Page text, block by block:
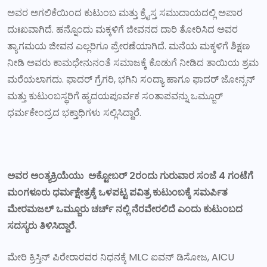
ಅವರ ಅಗಲಿಕೆಯಿಂದ ಕುಟುಂಬ ಮತ್ತು ಕ್ರೈಸ್ತ ಸಮುದಾಯದಲ್ಲಿ ಅಪಾರ
ದುಃಖವಾಗಿದೆ. ಹನ್ನೊಂದು ಮಕ್ಕಳಿಗೆ ಜೀವನದ ದಾರಿ ತೋರಿಸಿದ ಅವರ
ತ್ಯಾಗಮಯ ಜೀವನ ಎಲ್ಲರಿಗೂ ಪ್ರೇರಣೆಯಾಗಿದೆ. ಮನೆಯ ಮಕ್ಕಳಿಗೆ ಶಿಕ್ಷಣ
ನೀಡಿ ಅವರು ಕಾಮಧೇನುನಂತೆ ಸಮಾಜಕ್ಕೆ ಕೊಡುಗೆ ನೀಡಿದ ತಾಯಿಯ ಶ್ರಮ
ಮರೆಯಲಾಗದು. ಫಾದರ್ ಗ್ರೆಗರಿ, ಭಗಿನಿ ಸಂದ್ಯಾ ಹಾಗೂ ಫಾದರ್ ಜೋನ್ಸನ್
ಮತ್ತು ಕುಟುಂಬಸ್ಥರಿಗೆ ಹೃದಯಪೂರ್ವಕ ಸಂತಾಪವನ್ನು ಒಮ್ಜೂರ್
ಧರ್ಮಕೇಂದ್ರದ ಭಕ್ತಾಧಿಗಳು ಸಲ್ಲಿಸಿದ್ದಾರೆ.
ಅವರ ಅಂತ್ಯಕ್ರಿಯೆಯು ಅಕ್ಟೋಬರ್ 2ರಂದು ಗುರುವಾರ ಸಂಜೆ 4 ಗಂಟೆಗೆ
ಮಂಗಳೂರು ಧರ್ಮಕ್ಷೇತ್ರಕ್ಕೆ ಒಳಪಟ್ಟ ಪವಿತ್ರ ಕುಟುಂಬಕ್ಕೆ ಸಮರ್ಪಿತ
ಮೇರಮಜಲ್ ಒಮ್ಜೂರು ಚರ್ಚ್ ನಲ್ಲಿ ನೆರವೇರಲಿದೆ ಎಂದು ಕುಟುಂಬದ
ಸದಸ್ಯರು ತಿಳಿಸಿದ್ದಾರೆ.
ಮೇರಿ ಕ್ರಿಸ್ತಿನ್ ಪಿರೇರಾರವರ ನಿಧನಕ್ಕೆ MLC ಐವನ್ ಡಿಸೋಜ, AICU